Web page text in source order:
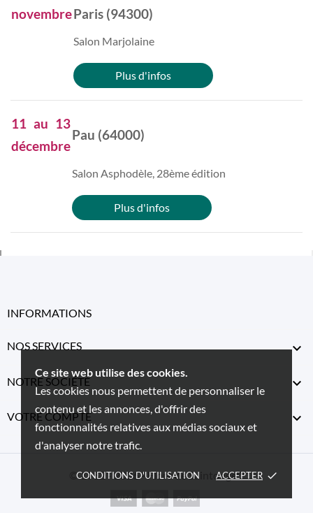
Ce site web utilise des cookies.
Les cookies nous permettent de personnaliser le
contenu et les annonces, d'offrir des
fonctionnalités relatives aux médias sociaux et
d'analyser notre trafic.
CONDITIONS D'UTILISATION ACCEPTER done
novembreParis (94300)
Salon Marjolaine
Plus d'infos
11 au 13
décembre
Pau (64000)
Salon Asphodèle, 28ème édition
Plus d'infos
INFORMATIONS
NOS SERVICES 
NOTRE SOCIÉTÉ 
VOTRE COMPTE 
© 1982 - 2026 - Flore de Saintonge™